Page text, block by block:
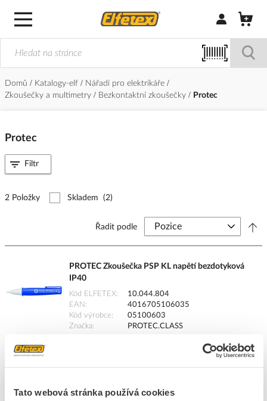
Tato webová stránka používá cookies
Přihlásit/
Domů Katalogy-elf
Nářadí pro elektrikáře
Zkoušečky a multimetry
Bezkontaktní zkoušečky Protec
Protec
2 Položky Skladem (2)
Řadit podle
PROTEC Zkoušečka PSP KL napětí bezdotyková
IP40
Kód ELFETEX
10.044.804
EAN
4016705106035
Kód výrobce
05100603
Značka
PROTEC.CLASS
Cena s DPH 654,65 Kč/ks
Filtr